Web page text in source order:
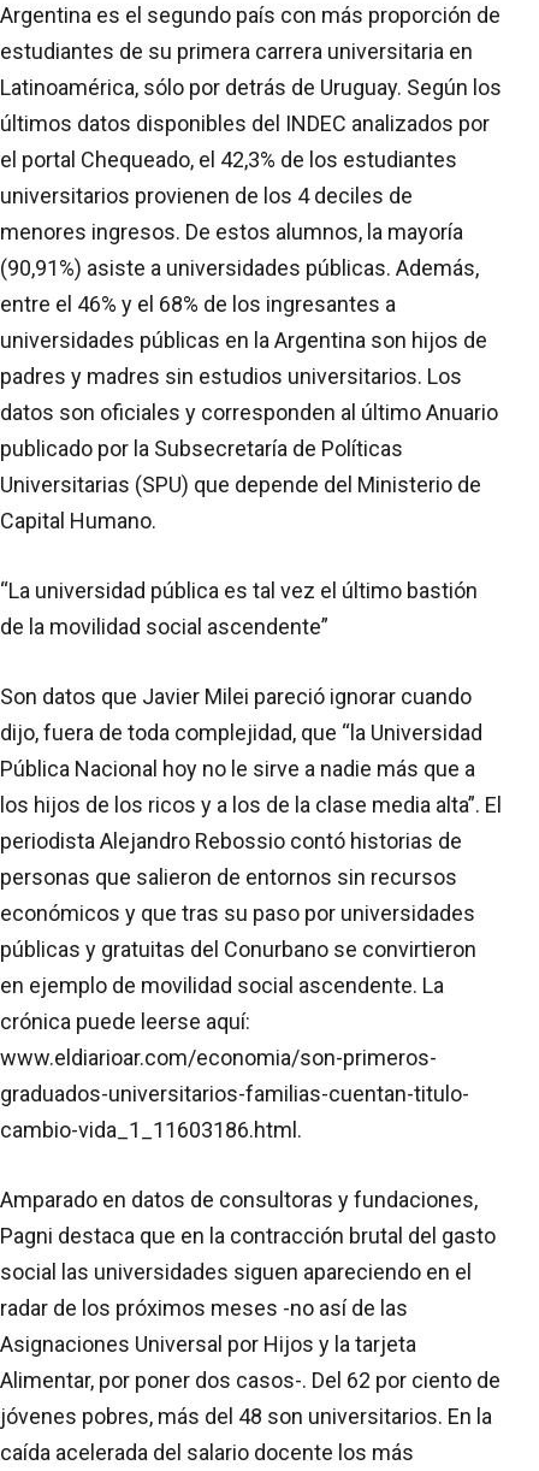
Argentina es el segundo país con más proporción de
estudiantes de su primera carrera universitaria en
Latinoamérica, sólo por detrás de Uruguay. Según los
últimos datos disponibles del INDEC analizados por
el portal Chequeado, el 42,3% de los estudiantes
universitarios provienen de los 4 deciles de
menores ingresos. De estos alumnos, la mayoría
(90,91%) asiste a universidades públicas. Además,
entre el 46% y el 68% de los ingresantes a
universidades públicas en la Argentina son hijos de
padres y madres sin estudios universitarios. Los
datos son oficiales y corresponden al último Anuario
publicado por la Subsecretaría de Políticas
Universitarias (SPU) que depende del Ministerio de
Capital Humano.
“La universidad pública es tal vez el último bastión
de la movilidad social ascendente”
Son datos que Javier Milei pareció ignorar cuando
dijo, fuera de toda complejidad, que “la Universidad
Pública Nacional hoy no le sirve a nadie más que a
los hijos de los ricos y a los de la clase media alta”. El
periodista Alejandro Rebossio contó historias de
personas que salieron de entornos sin recursos
económicos y que tras su paso por universidades
públicas y gratuitas del Conurbano se convirtieron
en ejemplo de movilidad social ascendente. La
crónica puede leerse aquí:
www.eldiarioar.com/economia/son-primeros-
graduados-universitarios-familias-cuentan-titulo-
cambio-vida_1_11603186.html.
Amparado en datos de consultoras y fundaciones,
Pagni destaca que en la contracción brutal del gasto
social las universidades siguen apareciendo en el
radar de los próximos meses -no así de las
Asignaciones Universal por Hijos y la tarjeta
Alimentar, por poner dos casos-. Del 62 por ciento de
jóvenes pobres, más del 48 son universitarios. En la
caída acelerada del salario docente los más